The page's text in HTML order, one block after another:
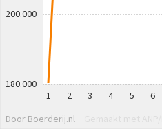
6
5
4
3
2
1
180.000
200.000
Door Boerderij.nl